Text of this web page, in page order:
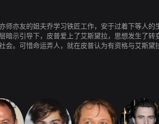
师亦友的姐夫乔学习铁匠工作，安于过着下等人
暗示引导下，皮普爱上了艾斯黛拉，思想发生了
会。可惜命运弄人，就在皮普认为有资格与艾斯